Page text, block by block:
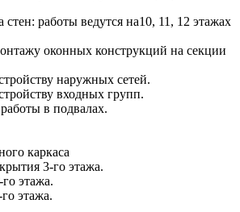
стен: работы ведутся на10, 11, 12 этажах
оконных конструкций на секции
наружных сетей.
входных групп.
в подвалах.
каркаса
3-го этажа.
этажа.
этажа.